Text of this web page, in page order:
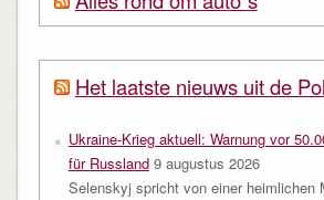
Het laatste nieuws uit de
Ukraine-Krieg aktuell: Warnung vor
für Russland 9 augustus 2026
Selenskyj spricht von einer heimlichen